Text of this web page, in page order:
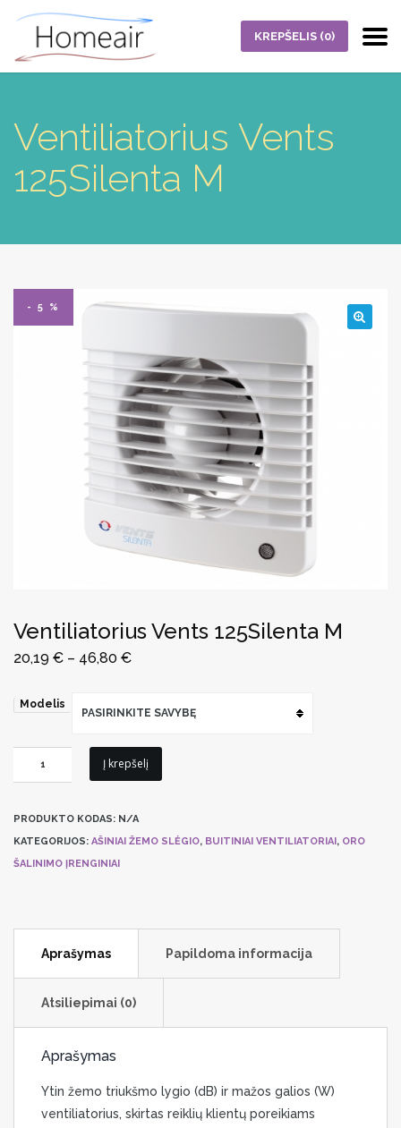
KREPŠELIS (0)
Ventiliatorius Vents
125Silenta M
- 5 %
Ventiliatorius Vents 125Silenta M
20,19 € – 46,80 €
Modelis
PASIRINKITE SAVYBĘ
kiekis:
Vents
125Silenta
M
Į krepšelį
PRODUKTO KODAS: N/A
KATEGORIJOS: AŠINIAI ŽEMO SLĖGIO, BUITINIAI VENTILIATORIAI , ORO
ŠALINIMO ĮRENGINIAI
Aprašymas Papildoma informacija
Atsiliepimai (0)
Aprašymas
Ytin žemo triukšmo lygio (dB) ir mažos galios (W)
ventiliatorius, skirtas reiklių klientų poreikiams